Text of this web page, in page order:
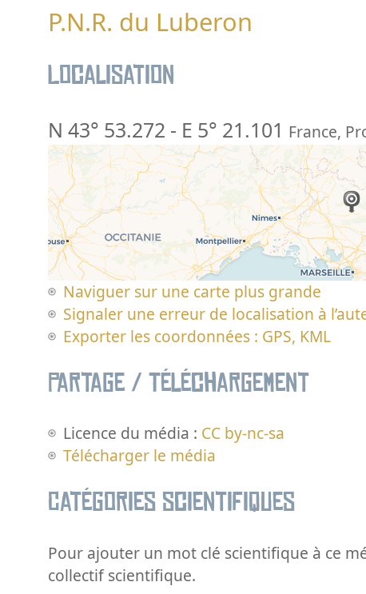
P.N.R. du Luberon
Localisation
N 43° 53.272 - E 5° 21.101 France,
Naviguer sur une carte plus grande
Signaler une erreur de localisation à
Exporter les coordonnées : GPS, KML
Partage / Téléchargement
Licence du média : CC by-nc-sa
Télécharger le média
Catégories scientifiques
Pour ajouter un mot clé scientifique à ce
collectif scientifique.